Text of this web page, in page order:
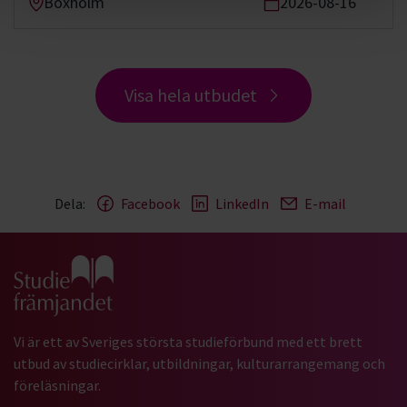
Visa hela utbudet
Dela: Facebook LinkedIn E-mail
Gå till studiefrämjandets startsida
Vi är ett av Sveriges största studieförbund med ett brett
utbud av studiecirklar, utbildningar, kulturarrangemang och
föreläsningar.